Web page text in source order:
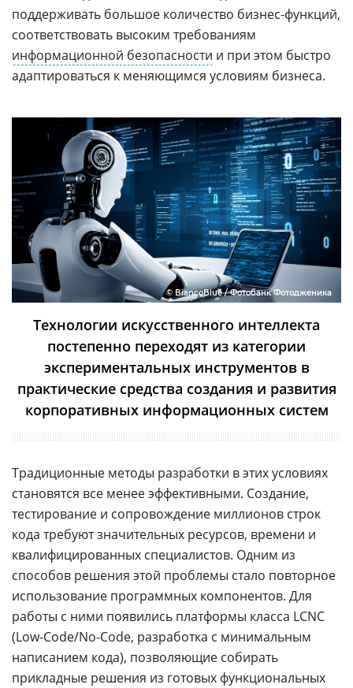
поддерживать большое количество бизнес-функций,
соответствовать высоким требованиям
информационной безопасности и при этом быстро
адаптироваться к меняющимся условиям бизнеса.
© BiancoBlue / Фотобанк Фотодженика
Технологии искусственного интеллекта
постепенно переходят из категории
экспериментальных инструментов в
практические средства создания и развития
корпоративных информационных систем
Традиционные методы разработки в этих условиях
становятся все менее эффективными. Создание,
тестирование и сопровождение миллионов строк
кода требуют значительных ресурсов, времени и
квалифицированных специалистов. Одним из
способов решения этой проблемы стало повторное
использование программных компонентов. Для
работы с ними появились платформы класса LCNC
(Low-Code/No-Code, разработка с минимальным
написанием кода), позволяющие собирать
прикладные решения из готовых функциональных